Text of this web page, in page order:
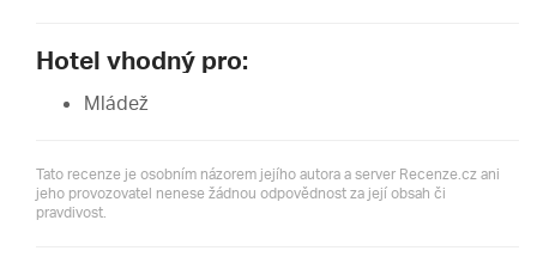
Hotel vhodný pro:
Mládež
Tato recenze je osobním názorem jejího autora a server Recenze.cz ani
jeho provozovatel nenese žádnou odpovědnost za její obsah či
pravdivost.